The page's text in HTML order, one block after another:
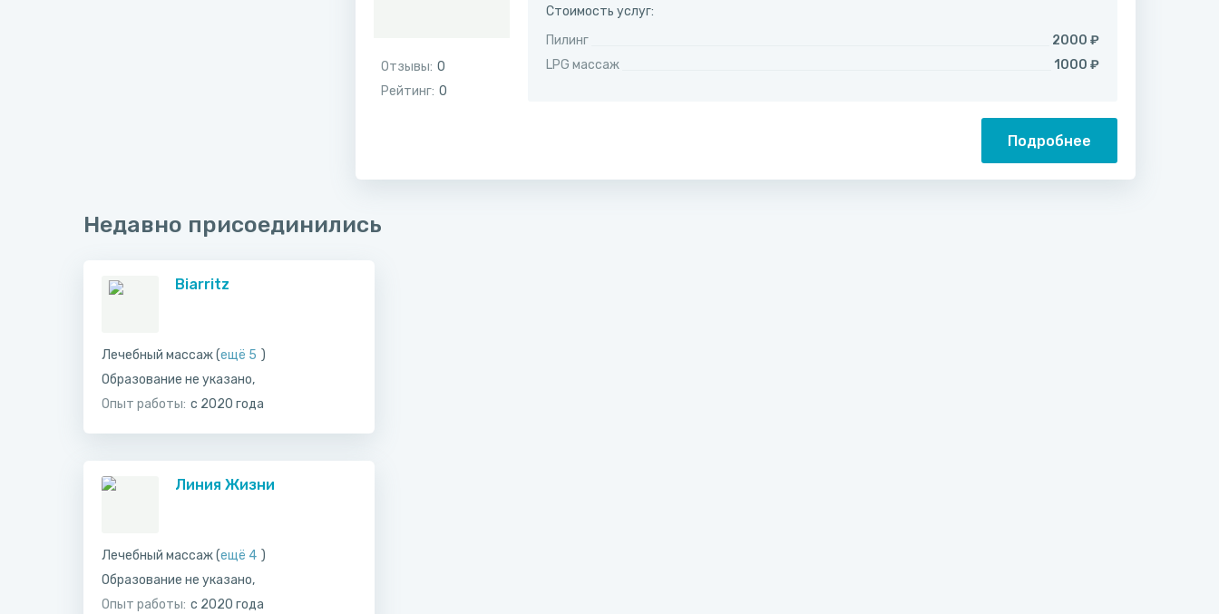
Отзывы: 0
Рейтинг: 0
Стоимость услуг:
Пилинг
2000 ₽
LPG массаж
1000 ₽
Подробнее
Недавно присоединились
Biarritz
Лечебный массаж (ещё 5 )
Образование не указано,
Опыт работы: с 2020 года
Линия Жизни
Лечебный массаж (ещё 4 )
Образование не указано,
Опыт работы: с 2020 года